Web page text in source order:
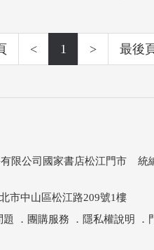
< 1 > 最後
限公司國家書店松江門市 統
市中山區松江路209號1樓
題 ． 團購服務 ． 隱私權說明 ．